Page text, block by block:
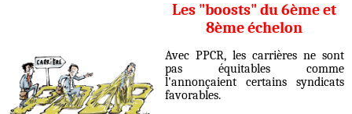
Les "boosts" du 6ème et
8ème échelon
Avec PPCR, les carrières ne sont
pas équitables comme
l'annonçaient certains syndicats
favorables.